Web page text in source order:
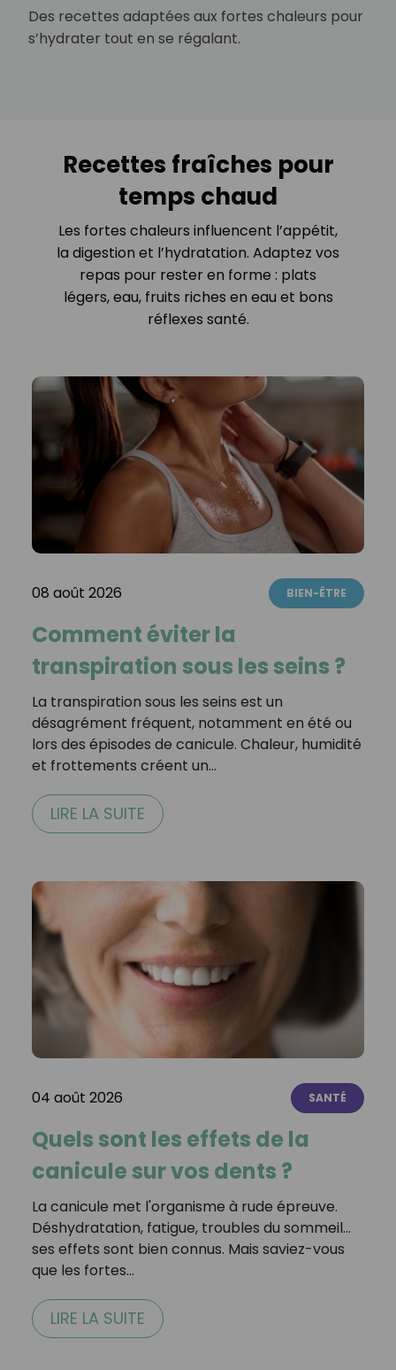
Des recettes adaptées aux fortes chaleurs pour
s’hydrater tout en se régalant.
Recettes fraîches pour
temps chaud
Les fortes chaleurs influencent l’appétit,
la digestion et l’hydratation. Adaptez vos
repas pour rester en forme : plats
légers, eau, fruits riches en eau et bons
réflexes santé.
08 août 2026 BIEN-ÊTRE
Comment éviter la
transpiration sous les seins ?
La transpiration sous les seins est un
désagrément fréquent, notamment en été ou
lors des épisodes de canicule. Chaleur, humidité
et frottements créent un…
LIRE LA SUITE
04 août 2026 SANTÉ
Quels sont les effets de la
canicule sur vos dents ?
La canicule met l'organisme à rude épreuve.
Déshydratation, fatigue, troubles du sommeil…
ses effets sont bien connus. Mais saviez-vous
que les fortes…
LIRE LA SUITE